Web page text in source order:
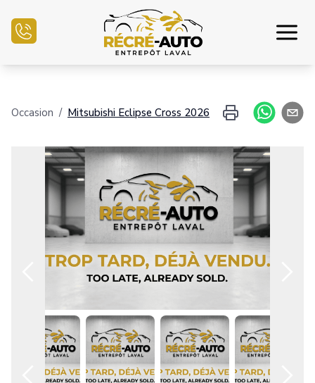
Demande de crédit
Vendre mon auto
Centre mécanique
Nous joindre
Français
Occasion / Mitsubishi Eclipse Cross 2026